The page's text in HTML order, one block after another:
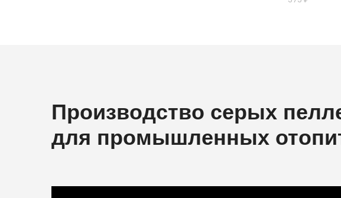
Производство серых
для промышленных